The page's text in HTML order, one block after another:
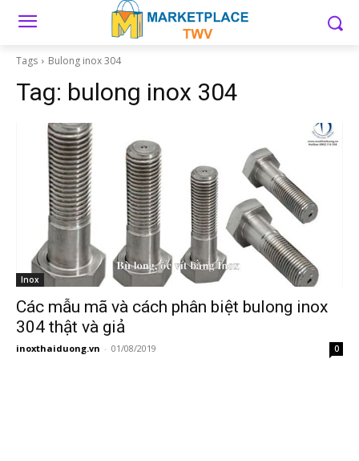
Tags Bulong inox 304
Tag: bulong inox 304
Inox
Các mẫu mã và cách phân biệt bulong inox
304 thật và giả
inoxthaiduong.vn - 01/08/2019 0